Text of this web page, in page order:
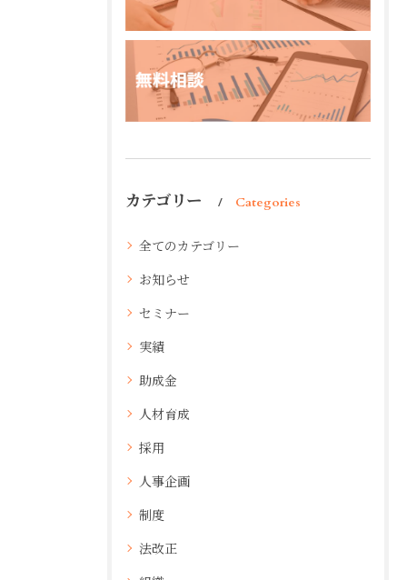
カテゴリー Categories
全てのカテゴリー
お知らせ
セミナー
実績
助成金
人材育成
採用
人事企画
制度
法改正